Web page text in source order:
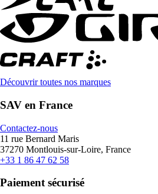
Découvrir toutes nos marques
SAV en France
Contactez-nous
11 rue Bernard Maris
37270 Montlouis-sur-Loire, France
+33 1 86 47 62 58
Paiement sécurisé